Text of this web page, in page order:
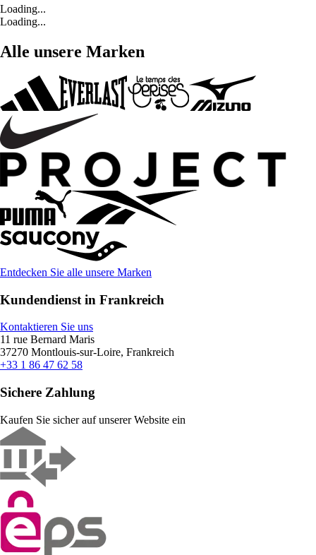
Loading...
Loading...
Alle unsere Marken
Entdecken Sie alle unsere Marken
Kundendienst in Frankreich
Kontaktieren Sie uns
11 rue Bernard Maris
37270 Montlouis-sur-Loire, Frankreich
+33 1 86 47 62 58
Sichere Zahlung
Kaufen Sie sicher auf unserer Website ein